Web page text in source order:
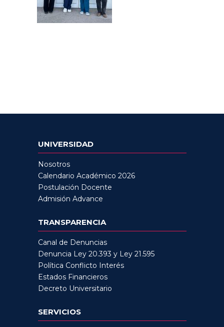
UNIVERSIDAD
Nosotros
Calendario Académico 2026
Postulación Docente
Admisión Advance
TRANSPARENCIA
Canal de Denuncias
Denuncia Ley 20.393 y Ley 21.595
Política Conflicto Interés
Estados Financieros
Decreto Universitario
SERVICIOS